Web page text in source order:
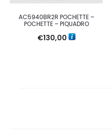
AC5940BR2R POCHETTE –
POCHETTE – PIQUADRO
€130,00